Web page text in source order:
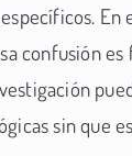
En
confusión
sin que